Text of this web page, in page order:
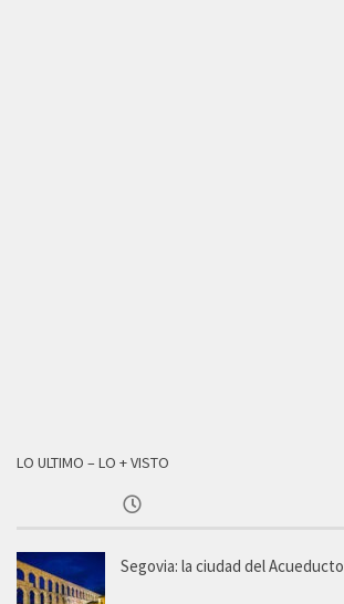
LO ULTIMO – LO + VISTO
Segovia: la ciudad del Acueducto